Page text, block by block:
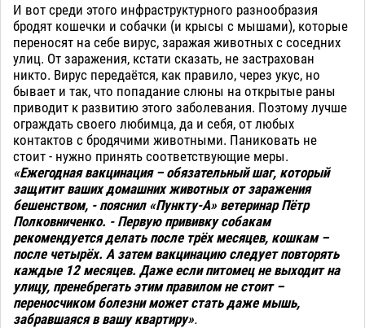
И вот среди этого инфраструктурного разнообразия
бродят кошечки и собачки (и крысы с мышами), которые
переносят на себе вирус, заражая животных с соседних
улиц. От заражения, кстати сказать, не застрахован
никто. Вирус передаётся, как правило, через укус, но
бывает и так, что попадание слюны на открытые раны
приводит к развитию этого заболевания. Поэтому лучше
ограждать своего любимца, да и себя, от любых
контактов с бродячими животными. Паниковать не
стоит - нужно принять соответствующие меры.
«Ежегодная вакцинация – обязательный шаг, который
защитит ваших домашних животных от заражения
бешенством, - пояснил «Пункту-А» ветеринар Пётр
Полковниченко. - Первую прививку собакам
рекомендуется делать после трёх месяцев, кошкам –
после четырёх. А затем вакцинацию следует повторять
каждые 12 месяцев. Даже если питомец не выходит на
улицу, пренебрегать этим правилом не стоит –
переносчиком болезни может стать даже мышь,
забравшаяся в вашу квартиру».